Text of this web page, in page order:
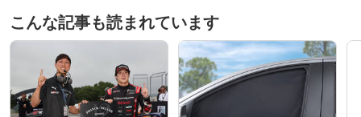
こんな記事も読まれています